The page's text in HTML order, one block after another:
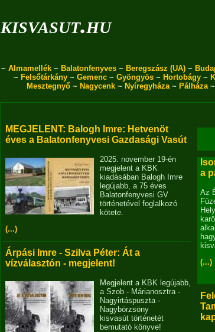
kisvasut.hu
~ Almamellék~ Balatonfenyves~ Beregszász (UA)~
~ Felsőtárkány ~ Gemenc ~ Gyöngyös ~ Hortobágy ~
Mesztegnyő~ Nagycenk~ Nyíregyháza~ Pálháza~
MEGJELENT: Balogh Imre: Hetvenöt
éves a Balatonfenyvesi Gazdasági Vasút
2025. november 19-én
megjelent a KBK
kiadásában Balogh Imre
legújabb, a 75 éves
Balatonfenyvesi GV
történetével foglalkozó
kötete.
(...)
Árpási Imre - Szilva Péter: Át a
vízválasztón - megjelent!
Megjelent a KBK legújabb,
a Szob - Márianosztra -
Nagyirtáspuszta -
Nagybörzsöny
kisvasút történetét
bemutató könyve!
a
Az
(...)